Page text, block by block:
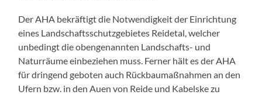
Der AHA bekräftigt die Notwendigkeit der Einrichtung
eines Landschaftsschutzgebietes Reidetal, welcher
unbedingt die obengenannten Landschafts- und
Naturräume einbeziehen muss. Ferner hält es der AHA
für dringend geboten auch Rückbaumaßnahmen an den
Ufern bzw. in den Auen von Reide und Kabelske zu